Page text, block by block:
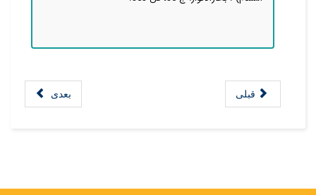
قبلی بعدی